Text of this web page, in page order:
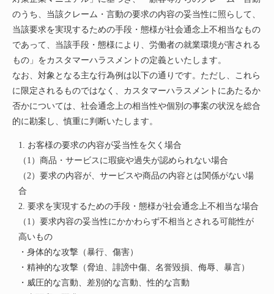
のうち、当該クレーム・言動の要求の内容の妥当性に照らして、
当該要求を実現するための手段・態様が社会通念上不相当なもの
であって、当該手段・態様により、労働者の就業環境が害される
もの」をカスタマーハラスメントの定義といたします。
なお、対象となる主な行為例は以下の通りです。ただし、これら
に限定されるものではなく、カスタマーハラスメントにあたるか
否かについては、社会通念上の相当性や個別の事案の状況を総合
的に勘案し、慎重に判断いたします。
1. お客様の要求の内容が妥当性を欠く場合
（1）商品・サービスに瑕疵や過失が認められない場合
（2）要求の内容が、サービスや商品の内容とは関係がない場
合
2. 要求を実現するための手段・態様が社会通念上不相当な場合
（1）要求内容の妥当性にかかわらず不相当とされる可能性が
高いもの
・身体的な攻撃（暴行、傷害）
・精神的な攻撃（脅迫、誹謗中傷、名誉毀損、侮辱、暴言）
・威圧的な言動、差別的な言動、性的な言動